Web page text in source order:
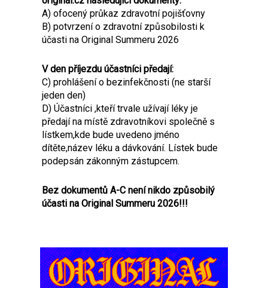
A) ofocený průkaz zdravotní pojišťovny
B) potvrzení o zdravotní způsobilosti k
účasti na Original Summeru 2026
V den příjezdu účastníci předají:
C) prohlášení o bezinfekčnosti (ne starší
jeden den)
D) Účastníci ,kteří trvale užívají léky je
předají na místě zdravotníkovi společně s
lístkem,kde bude uvedeno jméno
dítěte,název léku a dávkování. Lístek bude
podepsán zákonným zástupcem.
Bez dokumentů A-C není nikdo způsobilý
účasti na Original Summeru 2026!!!